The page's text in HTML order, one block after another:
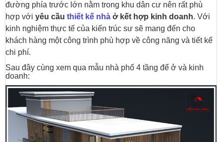
đường phía trước lớn nằm trong khu dân cư nên rất phù
hợp với yêu cầu thiết kế nhà ở kết hợp kinh doanh. Với
kinh nghiệm thực tế của kiến trúc sư sẽ mang đến cho
khách hàng một công trình phù hợp về công năng và tiết kế
chi phí.
Sau đây cùng xem qua mẫu nhà phố 4 tầng để ở và kinh
doanh: